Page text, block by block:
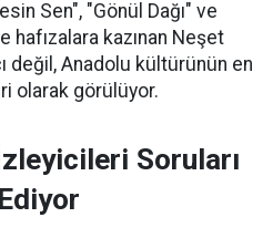
Sen", "Gönül Dağı" ve
kazınan Neşet
değil, Anadolu kültürünün en
olarak görülüyor.
Soruları